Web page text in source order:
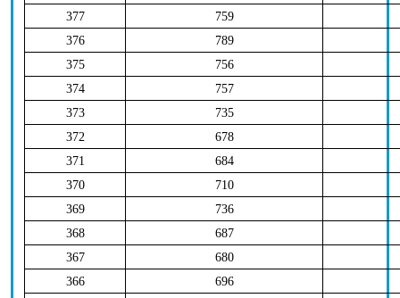
377
759
376
789
375
756
374
757
373
735
372
678
371
684
370
710
369
736
368
687
367
680
366
696